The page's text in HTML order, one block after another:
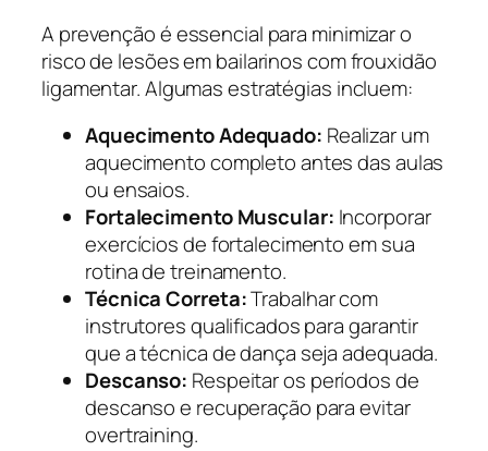
A prevenção é essencial para minimizar o
risco de lesões em bailarinos com frouxidão
ligamentar. Algumas estratégias incluem:
Aquecimento Adequado: Realizar um
aquecimento completo antes das aulas
ou ensaios.
Fortalecimento Muscular: Incorporar
exercícios de fortalecimento em sua
rotina de treinamento.
Técnica Correta:Trabalhar com
instrutores qualificados para garantir
que a técnica de dança seja adequada.
Descanso: Respeitar os períodos de
descanso e recuperação para evitar
overtraining.